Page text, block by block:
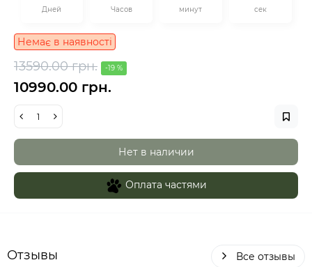
Дней Часов минут сек
Немає в наявності
13590.00 грн. -19 %
10990.00 грн.
Нет в наличии
Оплата частями
Отзывы Все отзывы